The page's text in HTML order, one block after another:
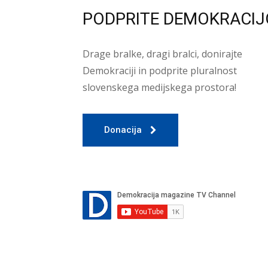
PODPRITE
Drage bralke, dragi bralci, donirajte
Demokraciji in podprite pluralnost
slovenskega medijskega prostora!
Donacija